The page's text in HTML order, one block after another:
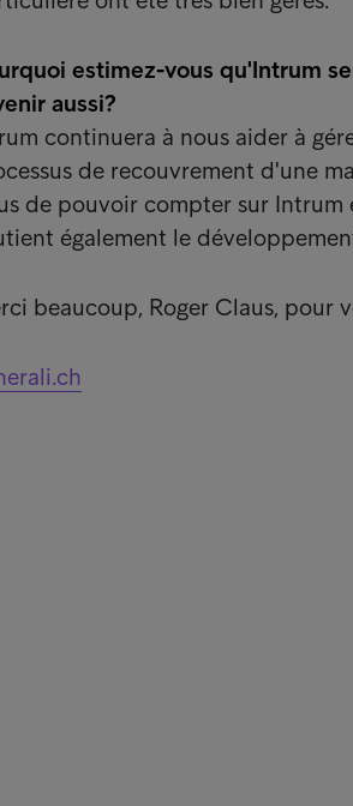
estimez-vous qu'Intrum
aussi?
continuera à nous aider à
de recouvrement d'une
de pouvoir compter sur
également le
beaucoup, Roger Claus, pour